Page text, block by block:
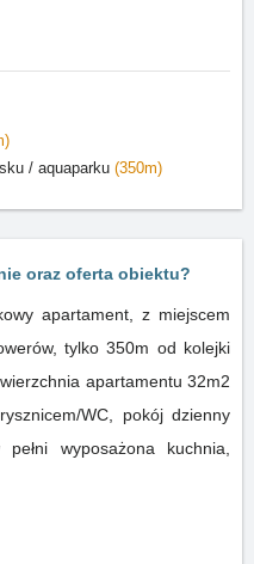
/ aquaparku (350m)
oraz oferta obiektu?
apartament, z miejscem
tylko 350m od kolejki
apartamentu 32m2
WC, pokój dzienny
wyposażona kuchnia,